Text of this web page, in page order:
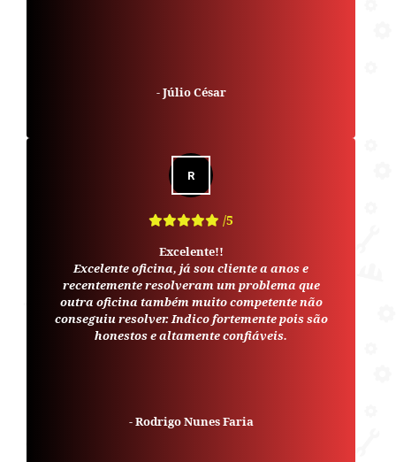
-Júlio César
/5
Excelente!!
Excelente oficina, já sou cliente a anos e
recentemente resolveram um problema que
outra oficina também muito competente não
conseguiu resolver. Indico fortemente pois são
honestos e altamente confiáveis.
-Rodrigo Nunes Faria